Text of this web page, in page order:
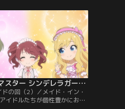
アイドルマスター シンデレラガールズ劇場 CLIMAX SEASON 第49話
の回（2）／メイド・イン・
イドルたちが個性豊かにおも